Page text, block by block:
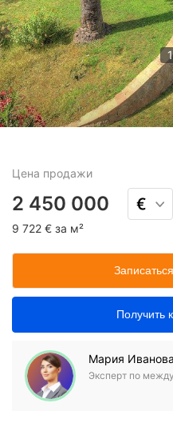
1
Цена продажи
2 450 000
9 722 € за м²
Получить
Мария Иванова
Эксперт по